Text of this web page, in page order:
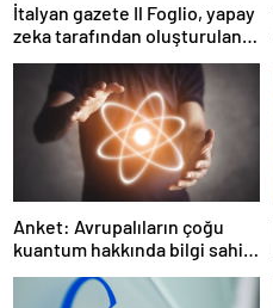
İtalyan gazete Il Foglio, yapay
zeka tarafından oluşturulan
ilk baskısını yayınladı
Anket: Avrupalıların çoğu
kuantum hakkında bilgi sahibi
ancak tam olarak ne
olduğunu bilmiyor